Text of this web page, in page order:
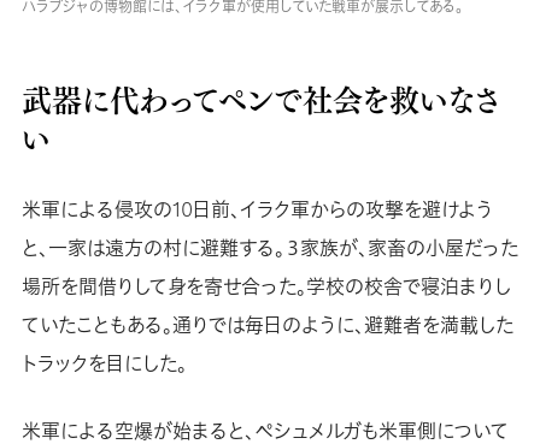
ハラブジャの博物館には、イラク軍が使用していた戦車が展示してある。
武器に代わってペンで社会を救いなさ
い
米軍による侵攻の10日前、イラク軍からの攻撃を避けよう
と、一家は遠方の村に避難する。３家族が、家畜の小屋だった
場所を間借りして身を寄せ合った。学校の校舎で寝泊まりし
ていたこともある。通りでは毎日のように、避難者を満載した
トラックを目にした。
米軍による空爆が始まると、ペシュメルガも米軍側について